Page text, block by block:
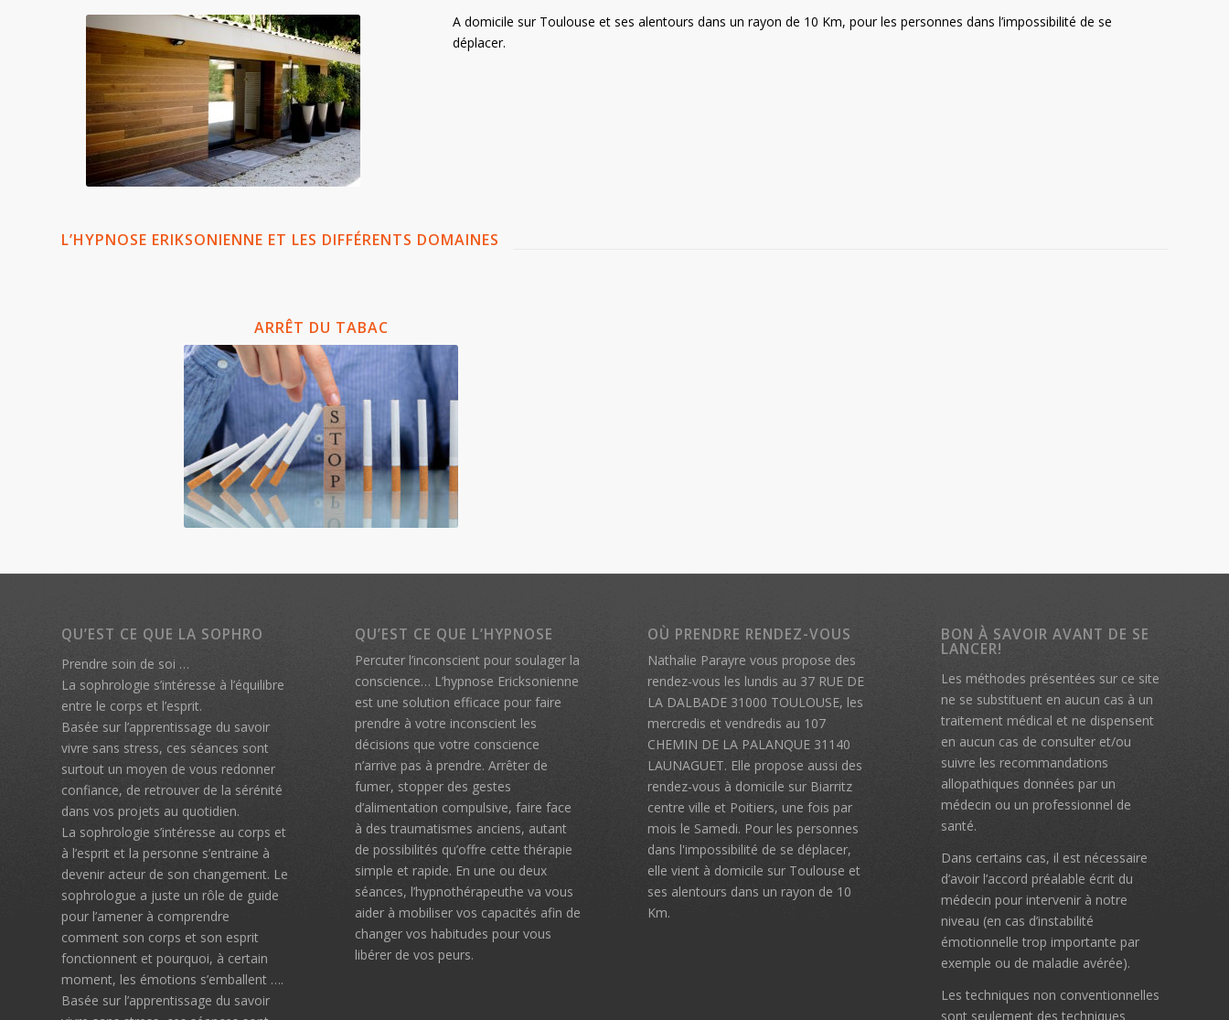
A domicile sur Toulouse et ses alentours dans un rayon de 10 Km, pour les personnes dans l’impossibilité de se
déplacer.
L’HYPNOSE ERIKSONIENNE ET LES DIFFÉRENTS DOMAINES
ARRÊT DU TABAC
QU’EST CE QUE LA SOPHRO
Prendre soin de soi …
La sophrologie s’intéresse à l’équilibre
entre le corps et l’esprit.
Basée sur l’apprentissage du savoir
vivre sans stress, ces séances sont
surtout un moyen de vous redonner
confiance, de retrouver de la sérénité
dans vos projets au quotidien.
La sophrologie s’intéresse au corps et
à l’esprit et la personne s’entraine à
devenir acteur de son changement. Le
sophrologue a juste un rôle de guide
pour l’amener à comprendre
comment son corps et son esprit
fonctionnent et pourquoi, à certain
moment, les émotions s’emballent ….
Basée sur l’apprentissage du savoir
QU’EST CE QUE L’HYPNOSE
Percuter l’inconscient pour soulager la
conscience… L’hypnose Ericksonienne
est une solution efficace pour faire
prendre à votre inconscient les
décisions que votre conscience
n’arrive pas à prendre. Arrêter de
fumer, stopper des gestes
d’alimentation compulsive, faire face
à des traumatismes anciens, autant
de possibilités qu’offre cette thérapie
simple et rapide. En une ou deux
séances, l’hypnothérapeuthe va vous
aider à mobiliser vos capacités afin de
changer vos habitudes pour vous
libérer de vos peurs.
OÙ PRENDRE RENDEZ-VOUS
Nathalie Parayre vous propose des
rendez-vous les lundis au 37 RUE DE
LA DALBADE 31000 TOULOUSE, les
mercredis et vendredis au 107
CHEMIN DE LA PALANQUE 31140
LAUNAGUET. Elle propose aussi des
rendez-vous à domicile sur Biarritz
centre ville et Poitiers, une fois par
mois le Samedi. Pour les personnes
dans l'impossibilité de se déplacer,
elle vient à domicile sur Toulouse et
ses alentours dans un rayon de 10
Km.
BON À SAVOIR AVANT DE SE
LANCER!
Les méthodes présentées sur ce site
ne se substituent en aucun cas à un
traitement médical et ne dispensent
en aucun cas de consulter et/ou
suivre les recommandations
allopathiques données par un
médecin ou un professionnel de
santé.
Dans certains cas, il est nécessaire
d’avoir l’accord préalable écrit du
médecin pour intervenir à notre
niveau (en cas d’instabilité
émotionnelle trop importante par
exemple ou de maladie avérée).
Les techniques non conventionnelles
sont seulement des techniques